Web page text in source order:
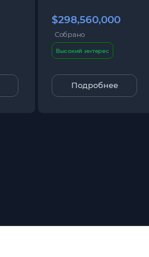
$298,560,000
Собрано
Высокий интерес
Подробнее